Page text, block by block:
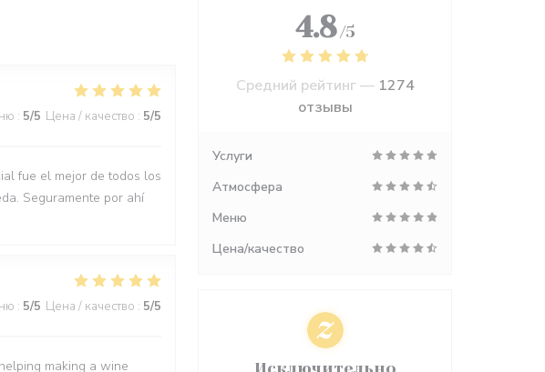
: 5/5 Цена / качество : 5/5
fue el mejor de todos los
Seguramente por ahí
: 5/5 Цена / качество : 5/5
making a wine
4.8 /5
Средний рейтинг — 1274
отзывы
Услуги
Атмосфера
Меню
Цена/качество
Исключительно